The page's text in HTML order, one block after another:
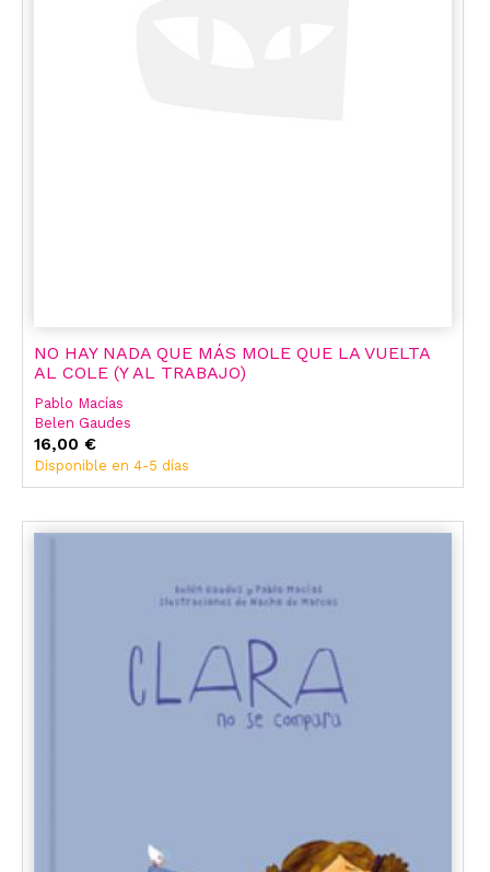
NO HAY NADA QUE MÁS MOLE QUE LA VUELTA
AL COLE (Y AL TRABAJO)
Pablo Macías
Belen Gaudes
16,00 €
Disponible en 4-5 días